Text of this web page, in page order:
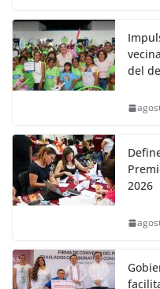
del
2026